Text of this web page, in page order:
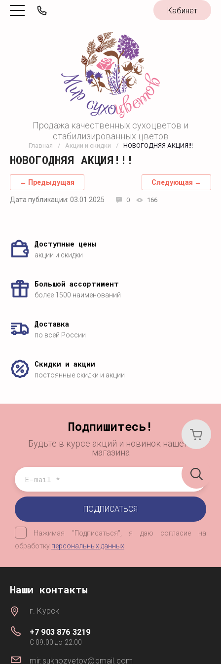
Кабинет
Продажа качественных сухоцветов и
стабилизированных цветов
Главная / Акции и скидки / НОВОГОДНЯЯ АКЦИЯ!!!
НОВОГОДНЯЯ АКЦИЯ!!!
← Предыдущая Следующая →
Дата публикации: 03.01.2025 0 166
Доступные цены
акции и скидки
Большой ассортимент
более 1500 наименований
Доставка
по всей России
Скидки и акции
постоянные скидки и акции
Подпишитесь!
Будьте в курсе акций и новинок нашего
магазина
Нажимая "Подписаться", я даю согласие на
обработку персональных данных
ПОДПИСАТЬСЯ
Наши контакты
г. Курск
+7 903 876 3219
C 09:00 до 22:00
mir.sukhozvetov@gmail.com